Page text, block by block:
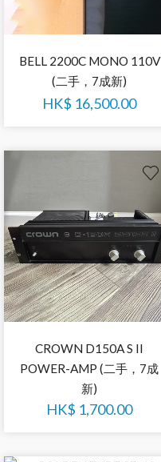
BELL 2200C MONO 110V
(二手，7成新)
HK$ 16,500.00
CROWN D150A S II
POWER-AMP (二手，7成
新)
HK$ 1,700.00